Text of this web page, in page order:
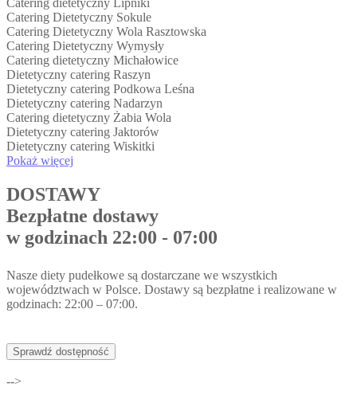
Catering dietetyczny Lipniki
Catering Dietetyczny Sokule
Catering Dietetyczny Wola Rasztowska
Catering Dietetyczny Wymysły
Catering dietetyczny Michałowice
Dietetyczny catering Raszyn
Dietetyczny catering Podkowa Leśna
Dietetyczny catering Nadarzyn
Catering dietetyczny Żabia Wola
Dietetyczny catering Jaktorów
Dietetyczny catering Wiskitki
Pokaż więcej
DOSTAWY
Bezpłatne dostawy
w godzinach 22:00 - 07:00
Nasze diety pudełkowe są dostarczane we wszystkich
województwach w Polsce. Dostawy są bezpłatne i realizowane w
godzinach: 22:00 – 07:00.
Sprawdź dostępność
-->